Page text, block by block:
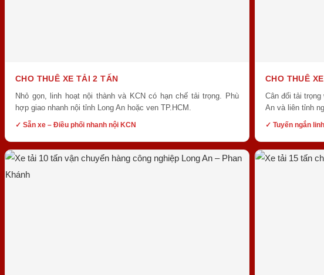
CHO THUÊ XE TẢI 2 TẤN
Nhỏ gọn, linh hoạt nội thành và KCN có hạn chế tải trọng. Phù
hợp giao nhanh nội tỉnh Long An hoặc ven TP.HCM.
✓ Sẵn xe – Điều phối nhanh nội KCN
CHO THUÊ
Cân đối tải
An và liên tỉnh
✓ Tuyến ngắn